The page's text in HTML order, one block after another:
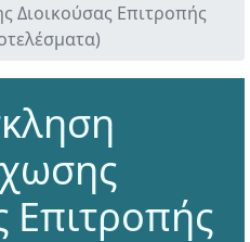
Διοικούσας Επιτροπής
Επιτροπής